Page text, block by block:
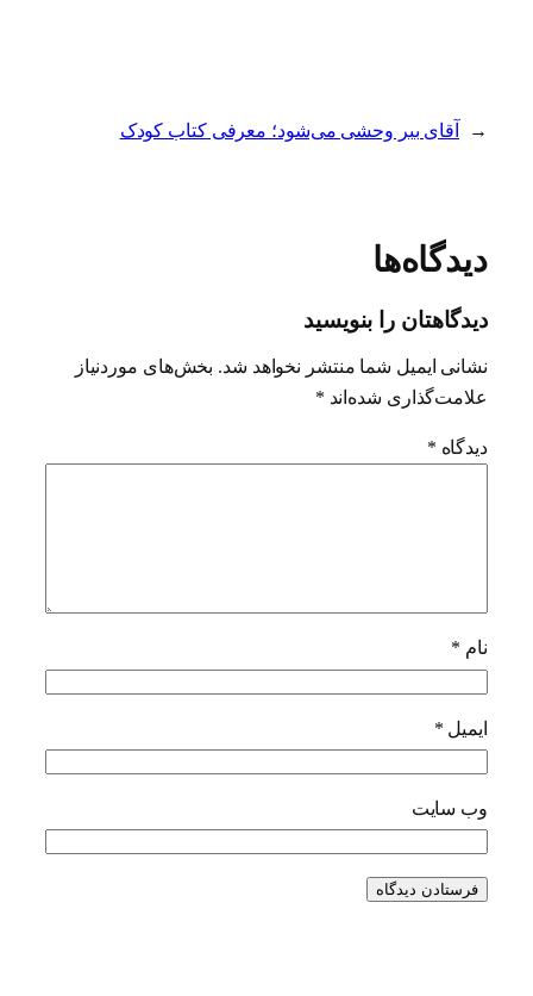
← آقای ببر وحشی می‌شود؛ معرفی کتاب کودک
دیدگاه‌ها
دیدگاهتان را بنویسید
نشانی ایمیل شما منتشر نخواهد شد. بخش‌های موردنیاز
علامت‌گذاری شده‌اند *
دیدگاه *
نام *
ایمیل *
وب‌ سایت